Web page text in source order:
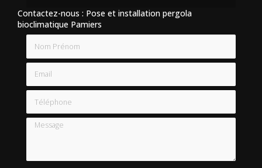
Contactez-nous : Pose et installation pergola
bioclimatique Pamiers
Email
Téléphone
Message